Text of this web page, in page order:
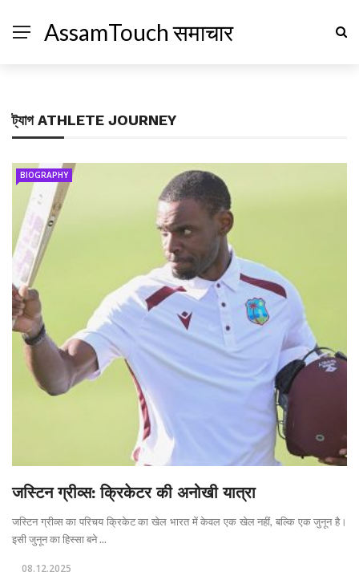
AssamTouch समाचार
ট্যাগATHLETE JOURNEY
BIOGRAPHY
जस्टिन ग्रीव्स: क्रिकेटर की अनोखी यात्रा
जस्टिन ग्रीव्स का परिचय क्रिकेट का खेल भारत में केवल एक खेल नहीं, बल्कि एक जुनून है।
इसी जुनून का हिस्सा बने ...
08.12.2025